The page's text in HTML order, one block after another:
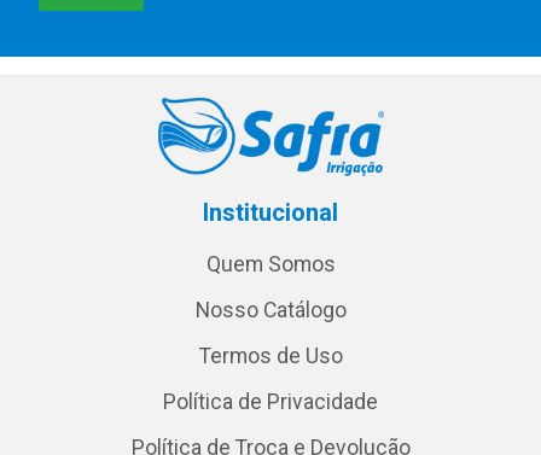
Institucional
Quem Somos
Nosso Catálogo
Termos de Uso
Política de Privacidade
Política de Troca e Devolução